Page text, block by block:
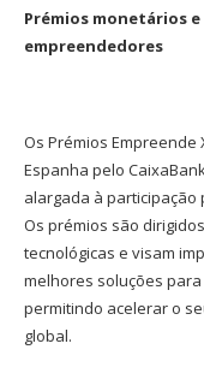
Prémios monetários
empreendedores
Os Prémios Empreende
Espanha pelo
alargada à participação
Os prémios são
tecnológicas e visam
melhores soluções
permitindo acelerar o
global.